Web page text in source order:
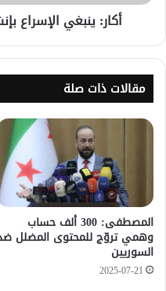
أكار: ينبغي الإسراع
مقالات ذات صلة
المصطفى: 300 ألف حساب
وهمي تروّج للمحتوى المضلل
السوريين
2025-07-21